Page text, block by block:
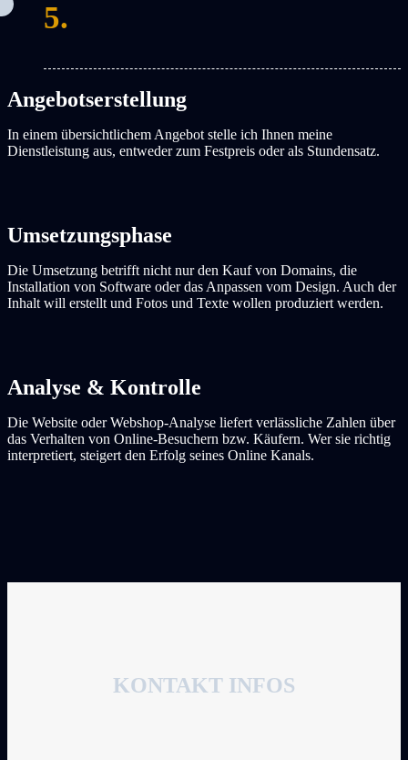
5.
Angebotserstellung
In einem übersichtlichem Angebot stelle ich Ihnen meine
Dienstleistung aus, entweder zum Festpreis oder als Stundensatz.
Umsetzungsphase
Die Umsetzung betrifft nicht nur den Kauf von Domains, die
Installation von Software oder das Anpassen vom Design. Auch der
Inhalt will erstellt und Fotos und Texte wollen produziert werden.
Analyse & Kontrolle
Die Website oder Webshop-Analyse liefert verlässliche Zahlen über
das Verhalten von Online-Besuchern bzw. Käufern. Wer sie richtig
interpretiert, steigert den Erfolg seines Online Kanals.
KONTAKT INFOS